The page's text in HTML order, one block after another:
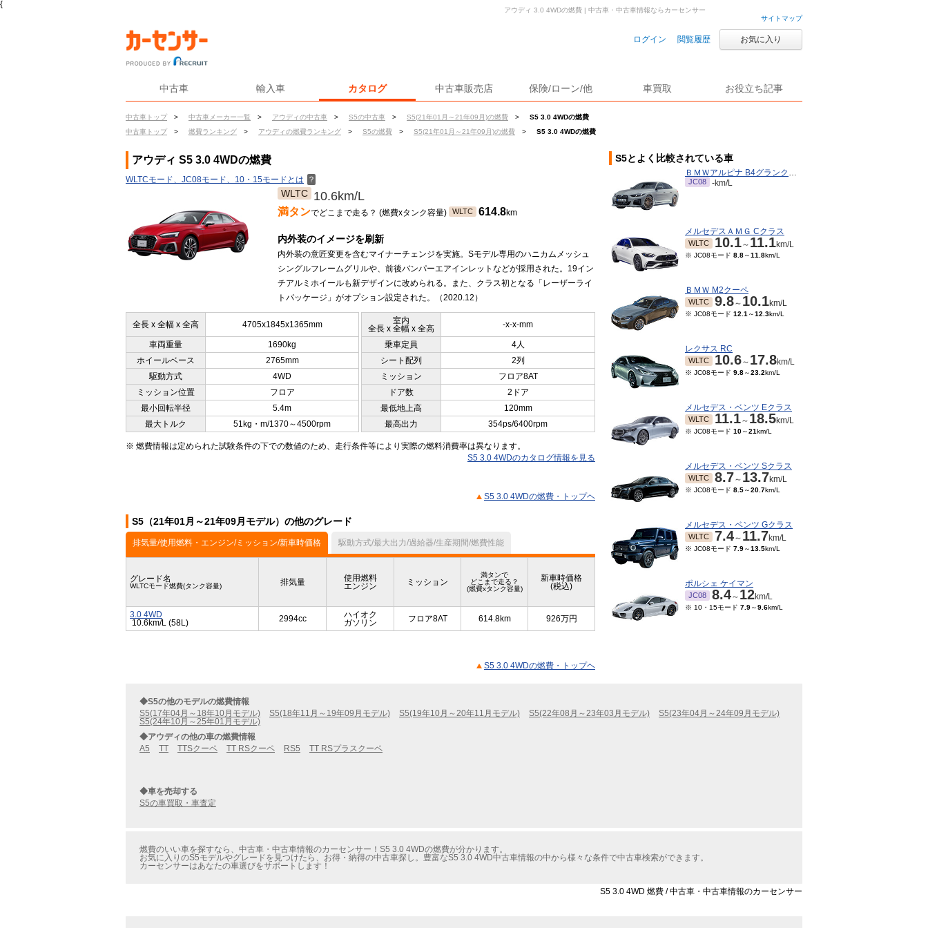
{
サイトマップ
ログイン 閲覧履歴 お気に入り
中古車 輸入車 カタログ 中古車販売店 保険/ローン/他 車買取 お役立ち記事
中古車トップ > 中古車メーカー一覧 > アウディの中古車 > S5の中古車 > S5(21年01月～21年09月)の燃費 >
S5 3.0 4WDの燃費
中古車トップ
> 燃費ランキング > アウディの燃費ランキング > S5の燃費 > S5(21年01月～21年09月)の燃費 > S5 3.0 4WDの燃費
アウディ 3.0 4WDの燃費 | 中古車・中古車情報ならカーセンサー
アウディ S5 3.0 4WDの燃費
WLTCモード、JC08モード、10・15モードとは ？
WLTC 10.6km/L
満タンでどこまで走る？ (燃費xタンク容量) WLTC 614.8km
内外装のイメージを刷新
内外装の意匠変更を含むマイナーチェンジを実施。Sモデル専用のハニカムメッシュ
シングルフレームグリルや、前後バンパーエアインレットなどが採用された。19イン
チアルミホイールも新デザインに改められる。また、クラス初となる「レーザーライ
トパッケージ」がオプション設定された。（2020.12）
全長 x 全幅 x 全高 4705x1845x1365mm
室内
全長 x 全幅 x 全高
-x-x-mm
車両重量 1690kg 乗車定員
4人
ホイールベース
2765mm シート配列
2列
駆動方式
4WD ミッション
フロア8AT
ミッション位置
フロア ドア数
2ドア
最小回転半径
5.4m 最低地上高
120mm
最大トルク
51kg・m/1370～4500rpm 最高出力 354ps/6400rpm
※ 燃費情報は定められた試験条件の下での数値のため、走行条件等により実際の燃料消費率は異なります。
S5 3.0 4WDのカタログ情報を見る
S5 3.0 4WDの燃費・トップヘ
S5（21年01月～21年09月モデル）の他のグレード
排気量/使用燃料・エンジン/ミッション/新車時価格 駆動方式/最大出力/過給器/生産期間/燃費性能
グレード名
WLTCモード燃費(タンク容量) 排気量
使用燃料
エンジン
ミッション
満タンで
どこまで走る？
(燃費xタンク容量)
新車時価格
(税込)
3.0 4WD
10.6km/L (58L)
2994cc
ハイオク
ガソリン
フロア8AT 614.8km 926万円
S5 3.0 4WDの燃費・トップヘ
S5とよく比較されている車
ＢＭＷアルピナ B4グランクーペ
JC08 -km/L
メルセデスＡＭＧ Cクラス
WLTC 10.1～ 11.1km/L
※ JC08モード 8.8～11.8km/L
ＢＭＷ M2クーペ
WLTC 9.8～ 10.1km/L
※ JC08モード 12.1 ～12.3km/L
レクサス RC
WLTC 10.6～ 17.8km/L
※ JC08モード 9.8～23.2km/L
メルセデス・ベンツ Eクラス
WLTC 11.1～ 18.5km/L
※ JC08モード 10～21km/L
メルセデス・ベンツ Sクラス
WLTC 8.7～ 13.7km/L
※ JC08モード 8.5～20.7km/L
メルセデス・ベンツ Gクラス
WLTC 7.4～ 11.7km/L
※ JC08モード 7.9～13.5km/L
ポルシェ ケイマン
JC08 8.4～ 12km/L
※ 10・15モード 7.9～9.6km/L
◆S5の他のモデルの燃費情報
S5(17年04月～18年10月モデル)
S5(18年11月～19年09月モデル) S5(19年10月～20年11月モデル) S5(22年08月～23年03月モデル)
S5(23年04月～24年09月モデル)
S5(24年10月～25年01月モデル)
◆アウディの他の車の燃費情報
A5
TT TTSクーペ TT RSクーペ RS5 TT RSプラスクーペ
◆車を売却する
S5の車買取・車査定
燃費のいい車を探すなら、中古車・中古車情報のカーセンサー！S5 3.0 4WDの燃費が分かります。
お気に入りのS5モデルやグレードを見つけたら、お得・納得の中古車探し。豊富なS5 3.0 4WD中古車情報の中から様々な条件で中古車検索ができます。
カーセンサーはあなたの車選びをサポートします！
S5 3.0 4WD 燃費 / 中古車・中古車情報のカーセンサー